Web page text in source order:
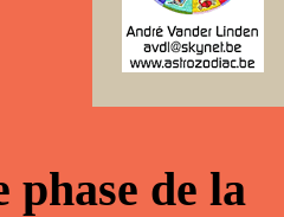
phase de la